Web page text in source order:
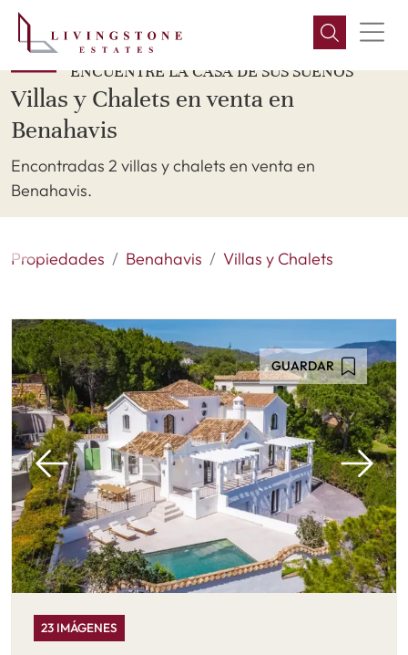
ENCUENTRE LA CASA DE SUS SUEÑOS
Villas y Chalets en venta en
Benahavis
Encontradas 2 villas y chalets en venta en
Benahavis.
Propiedades Benahavis Villas y Chalets
GUARDAR
23 IMÁGENES